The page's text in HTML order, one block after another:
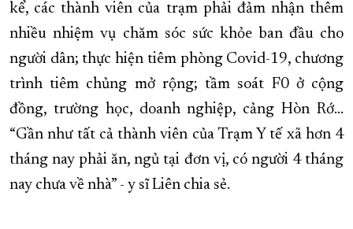
kể, các thành viên của trạm phải đảm nhận thêm
nhiều nhiệm vụ chăm sóc sức khỏe ban đầu cho
người dân; thực hiện tiêm phòng Covid-19, chương
trình tiêm chủng mở rộng; tầm soát F0 ở cộng
đồng, trường học, doanh nghiệp, cảng Hòn Rớ…
“Gần như tất cả thành viên của Trạm Y tế xã hơn 4
tháng nay phải ăn, ngủ tại đơn vị, có người 4 tháng
nay chưa về nhà” - y sĩ Liên chia sẻ.